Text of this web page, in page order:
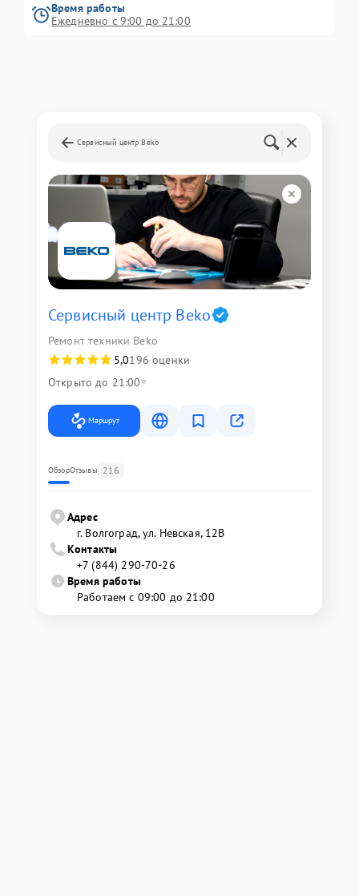
Время работы
Ежедневно с 9:00 до 21:00
Сервисный центр Beko
Сервисный центр Beko
Ремонт техники Beko
5,0196 оценки
Открыто до 21:00
Маршрут
ОбзорОтзывы 216
Адрес
г. Волгоград, ул. Невская, 12В
Контакты
+7 (844) 290-70-26
Время работы
Работаем с 09:00 до 21:00